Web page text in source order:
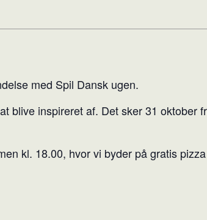
med Spil Dansk ugen.
inspireret af. Det sker 31 oktober
kl. 18.00, hvor vi byder på gratis